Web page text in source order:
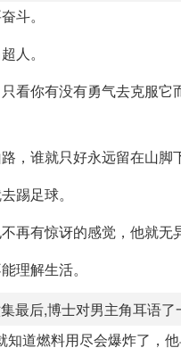
斗。
人。
看你有没有勇气去克服
，谁就只好永远留在山脚
踢足球。
再有惊讶的感觉，他就无
理解生活。
最后,博士对男主角耳语了
知道燃料用尽会爆炸了，